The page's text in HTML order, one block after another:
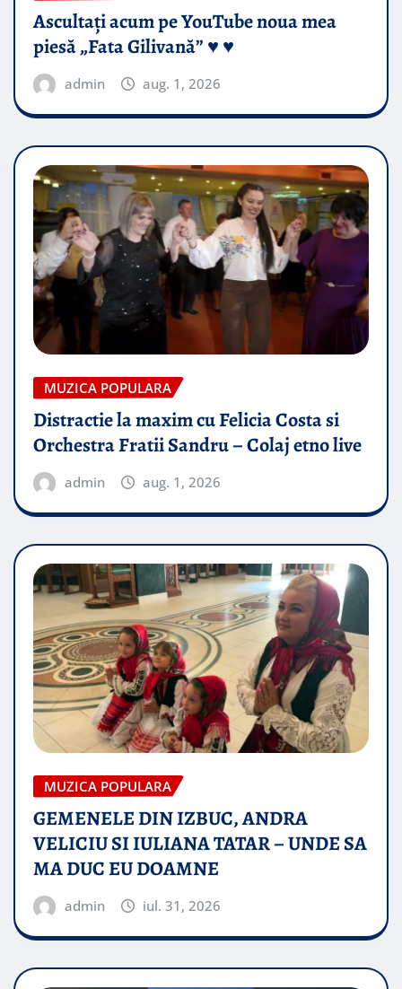
Ascultați acum pe YouTube noua mea
piesă „Fata Gilivană” ♥️ ♥️
admin aug. 1, 2026
MUZICA POPULARA
Distractie la maxim cu Felicia Costa si
Orchestra Fratii Sandru – Colaj etno live
admin aug. 1, 2026
MUZICA POPULARA
GEMENELE DIN IZBUC, ANDRA
VELICIU SI IULIANA TATAR – UNDE SA
MA DUC EU DOAMNE
admin iul. 31, 2026